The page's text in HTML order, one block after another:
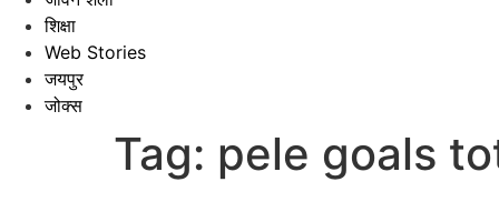
शिक्षा
Web Stories
जयपुर
जोक्स
Tag: pele goals